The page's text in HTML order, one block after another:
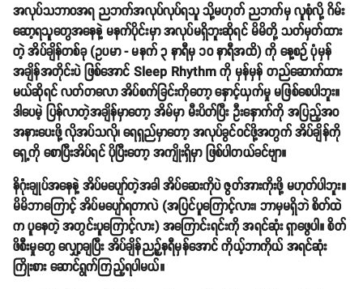
အလုပ်သဘာဝအရ ညဘက်အလုပ်လုပ်ရသူ သို့မဟုတ် ညဘက်မှ လူစုံလို့ ဂိမ်း
ဆော့ရသူတွေအနေနဲ့ မနက်ပိုင်းမှာ အလုပ်မရှိဘူးဆိုရင် မိမိတို့ သတ်မှတ်ထား
တဲ့ အိပ်ချိန်တစ်ခု (ဥပမာ - မနက် ၃ နာရီမှ ၁၀ နာရီအထိ) ကို နေ့စဉ် ပုံမှန်
အချိန်အတိုင်းပဲ ဖြစ်အောင် Sleep Rhythm ကို မှန်မှန် တည်ဆောက်ထား
မယ်ဆိုရင်လတ်တလော အိပ်စက်ခြင်းကိုတော့ နှောင့်ယှက်မှု မဖြစ်စေပါဘူး။
ဒါပေမဲ့ ပြန်လာတဲ့အချိန်မှာတော့ အိမ်မှာ မီးပိတ်ပြီး ဦးနှောက်ကို အပြည့်အဝ
အနားပေးဖို့ လိုအပ်သလို၊ ရေရှည်မှာတော့ အလုပ်ခွင်ဝင်ဖို့အတွက် အိပ်ချိန်ကို
ရှေ့ကို စောပြီးအိပ်ရင် ပိုပြီးတော့ အကျိုးရှိမှာ ဖြစ်ပါတယ်ခင်ဗျာ။
နိဂုံးချုပ်အနေနဲ့အိပ်မပျော်တဲ့အခါ အိပ်ဆေးကိုပဲ ဇွတ်အားကိုးဖို့ မဟုတ်ပါဘူး။
မိမိဘာကြောင့် အိပ်မပျော်ရတာလဲ (အပြင်ပူကြောင့်လား၊ ဘာမှမရှိဘဲ စိတ်ထဲ
က ပူနေတဲ့ အတွင်းပူကြောင့်လား) အကြောင်းရင်းကို အရင်ဆုံး ရှာဖွေပါ။ စိတ်
ဖိစီးမှုတွေ လျှော့ချပြီး အိပ်ချိန်ညဉ့်နရီမှန်အောင် ကိုယ့်ဘာကိုယ် အရင်ဆုံး
ကြိုးစား ဆောင်ရွက်ကြည့်ရပါမယ်။